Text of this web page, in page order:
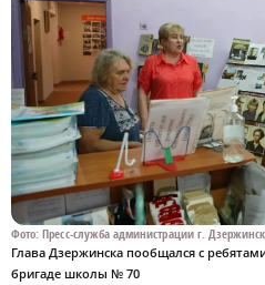
Фото: Пресс-служба администрации г.
Глава Дзержинска пообщался с
бригаде школы № 70